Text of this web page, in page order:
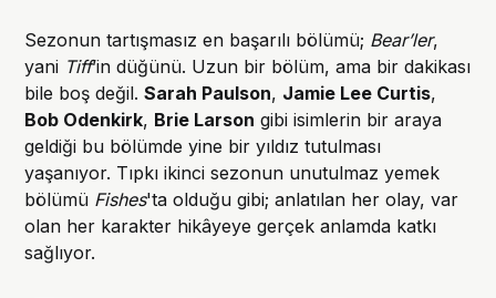
Sezonun tartışmasız en başarılı bölümü; Bear’ler,
yani Tiff’in düğünü. Uzun bir bölüm, ama bir dakikası
bile boş değil.Sarah Paulson, Jamie Lee Curtis,
Bob Odenkirk, Brie Larson gibi isimlerin bir araya
geldiği bu bölümde yine bir yıldız tutulması
yaşanıyor. Tıpkı ikinci sezonun unutulmaz yemek
bölümü Fishes'ta olduğu gibi; anlatılan her olay, var
olan her karakter hikâyeye gerçek anlamda katkı
sağlıyor.